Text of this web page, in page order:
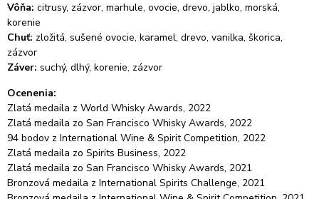
Vôňa: citrusy, zázvor, marhule, ovocie, drevo, jablko, morská,
korenie
Chuť: zložitá, sušené ovocie, karamel, drevo, vanilka, škorica,
zázvor
Záver: suchý, dlhý, korenie, zázvor
Ocenenia:
Zlatá medaila z World Whisky Awards, 2022
Zlatá medaila zo San Francisco Whisky Awards, 2022
94 bodov z International Wine & Spirit Competition, 2022
Zlatá medaila zo Spirits Business, 2022
Zlatá medaila zo San Francisco Whisky Awards, 2021
Bronzová medaila z International Spirits Challenge, 2021